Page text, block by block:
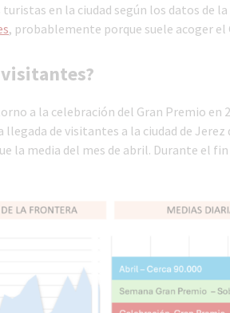
en la ciudad según los datos de
, probablemente porque suele acoger el
a la celebración del Gran Premio en
de visitantes a la ciudad de Jerez
la media del mes de abril. Durante el